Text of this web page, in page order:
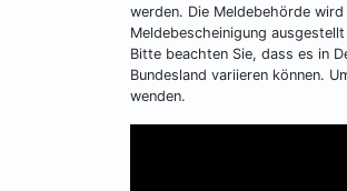
werden. Die Meldebehörde
Meldebescheinigung
Bitte beachten Sie, dass es in
Bundesland variieren können.
wenden.